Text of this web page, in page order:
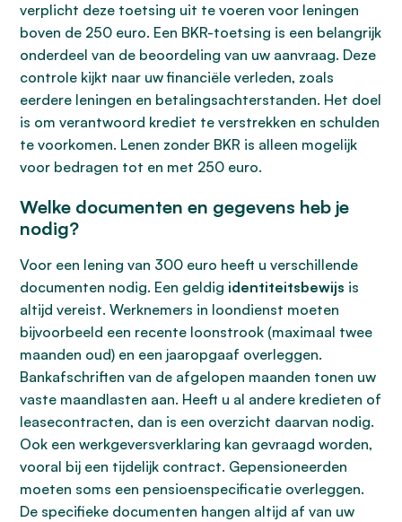
verplicht deze toetsing uit te voeren voor leningen
boven de 250 euro. Een BKR-toetsing is een belangrijk
onderdeel van de beoordeling van uw aanvraag. Deze
controle kijkt naar uw financiële verleden, zoals
eerdere leningen en betalingsachterstanden. Het doel
is om verantwoord krediet te verstrekken en schulden
te voorkomen. Lenen zonder BKR is alleen mogelijk
voor bedragen tot en met 250 euro.
Welke documenten en gegevens heb je
nodig?
Voor een lening van 300 euro heeft u verschillende
documenten nodig. Een geldig identiteitsbewijs is
altijd vereist. Werknemers in loondienst moeten
bijvoorbeeld een recente loonstrook (maximaal twee
maanden oud) en een jaaropgaaf overleggen.
Bankafschriften van de afgelopen maanden tonen uw
vaste maandlasten aan. Heeft u al andere kredieten of
leasecontracten, dan is een overzicht daarvan nodig.
Ook een werkgeversverklaring kan gevraagd worden,
vooral bij een tijdelijk contract. Gepensioneerden
moeten soms een pensioenspecificatie overleggen.
De specifieke documenten hangen altijd af van uw